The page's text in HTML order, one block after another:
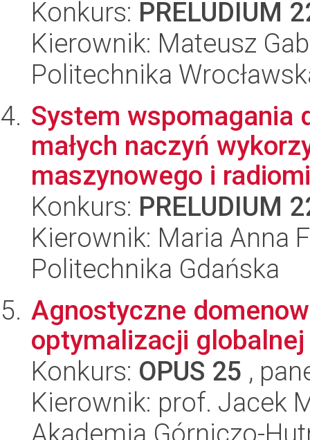
Konkurs: PRELUDIUM
Kierownik: Mateusz
Politechnika
System wspomagania
małych naczyń
maszynowego i
Konkurs: PRELUDIUM
Kierownik: Maria Anna
Politechnika Gdańska
Agnostyczne
optymalizacji globalnej
Konkurs: OPUS 25 ,
Kierownik: prof. Jacek
Akademia Górniczo-